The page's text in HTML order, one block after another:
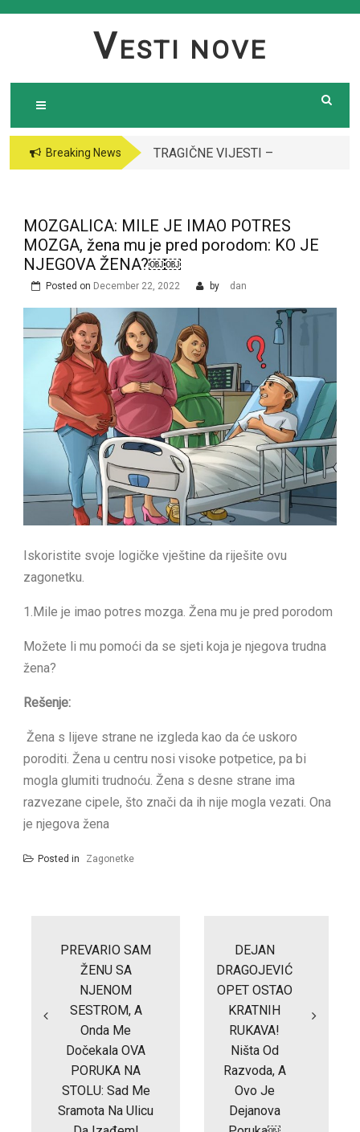
VESTI NOVE
Breaking News
TRAGIČNE VIJESTI –
ispred njene kuće￼￼
MOZGALICA: MILE JE IMAO POTRES
MOZGA, žena mu je pred porodom: KO JE
NJEGOVA ŽENA?￼￼
Posted on December 22, 2022 by dan
Iskoristite svoje logičke vještine da riješite ovu
zagonetku.
1.Mile je imao potres mozga. Žena mu je pred porodom
Možete li mu pomoći da se sjeti koja je njegova trudna
žena?
Rešenje:
Žena s lijeve strane ne izgleda kao da će uskoro
poroditi. Žena u centru nosi visoke potpetice, pa bi
mogla glumiti trudnoću. Žena s desne strane ima
razvezane cipele, što znači da ih nije mogla vezati. Ona
je njegova žena
Posted in Zagonetke
PREVARIO SAM
ŽENU SA
NJENOM
SESTROM, A
Onda Me
Dočekala OVA
PORUKA NA
STOLU: Sad Me
Sramota Na Ulicu
DEJAN
DRAGOJEVIĆ
OPET OSTAO
KRATNIH
RUKAVA!
Ništa Od
Razvoda, A
Ovo Je
Dejanova